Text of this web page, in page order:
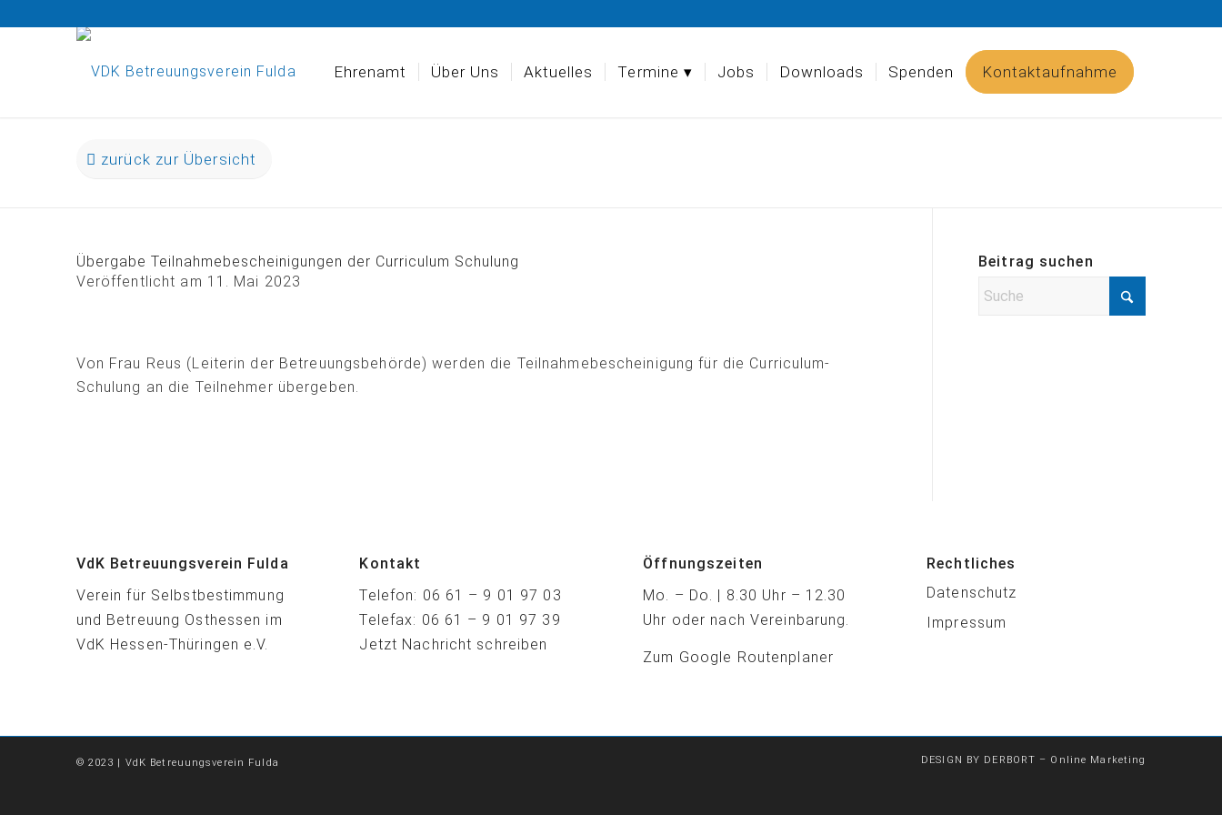
Ehrenamt Über Uns Aktuelles Termine Jobs Downloads Spenden Kontaktaufnahme
zurück zur Übersicht
Übergabe Teilnahmebescheinigungen der Curriculum Schulung
Veröffentlicht am 11. Mai 2023
Von Frau Reus (Leiterin der Betreuungsbehörde) werden die Teilnahmebescheinigung für die Curriculum-
Schulung an die Teilnehmer übergeben.
Beitrag suchen
VdK Betreuungsverein Fulda
Verein für Selbstbestimmung
und Betreuung Osthessen im
VdK Hessen-Thüringen e.V.
Kontakt
Telefon: 06 61 – 9 01 97 03
Telefax: 06 61 – 9 01 97 39
Jetzt Nachricht schreiben
Öffnungszeiten
Mo. – Do. | 8.30 Uhr – 12.30
Uhr oder nach Vereinbarung.
Zum Google Routenplaner
Rechtliches
Datenschutz
Impressum
© 2023 | VdK Betreuungsverein Fulda DESIGN BY DERBORT – Online Marketing